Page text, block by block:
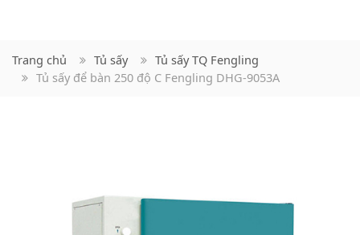
Trang chủ Tủ sấy
Tủ sấy TQ Fengling
Tủ sấy để bàn 250 độ C Fengling DHG-9053A